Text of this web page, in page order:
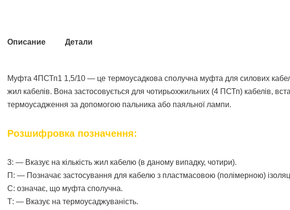
Описание Детали
Муфта 4ПСТп1 1,5/10 — це термоусадкова сполучна муфта для силових
жил кабелів. Вона застосовується для чотирьохжильних (4 ПСТп) кабелів,
термоусадження за допомогою пальника або паяльної лампи.
Розшифровка позначення:
3: — Вказує на кількість жил кабелю (в даному випадку, чотири).
П: — Позначає застосування для кабелю з пластмасовою (полімерною)
С: означає, що муфта сполучна.
Т: — Вказує на термоусаджуваність.